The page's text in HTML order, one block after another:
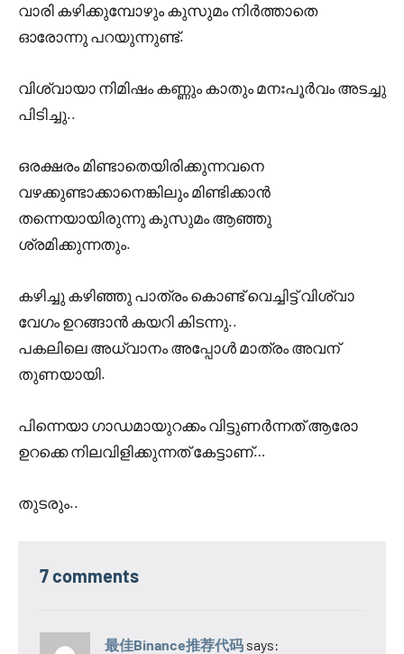
വാരി കഴിക്കുമ്പോഴും കുസുമം നിർത്താതെ
ഓരോന്നു പറയുന്നുണ്ട്.
വിശ്വായാ നിമിഷം കണ്ണും കാതും മനഃപൂർവം അടച്ചു
പിടിച്ചു..
ഒരക്ഷരം മിണ്ടാതെയിരിക്കുന്നവനെ
വഴക്കുണ്ടാക്കാനെങ്കിലും മിണ്ടിക്കാൻ
തന്നെയായിരുന്നു കുസുമം ആഞ്ഞു
ശ്രമിക്കുന്നതും.
കഴിച്ചു കഴിഞ്ഞു പാത്രം കൊണ്ട് വെച്ചിട്ട് വിശ്വാ
വേഗം ഉറങ്ങാൻ കയറി കിടന്നു..
പകലിലെ അധ്വാനം അപ്പോൾ മാത്രം അവന്
തുണയായി.
പിന്നെയാ ഗാഡമായുറക്കം വിട്ടുണർന്നത് ആരോ
ഉറക്കെ നിലവിളിക്കുന്നത് കേട്ടാണ്…
തുടരും..
7 comments
最佳Binance推荐代码 says: